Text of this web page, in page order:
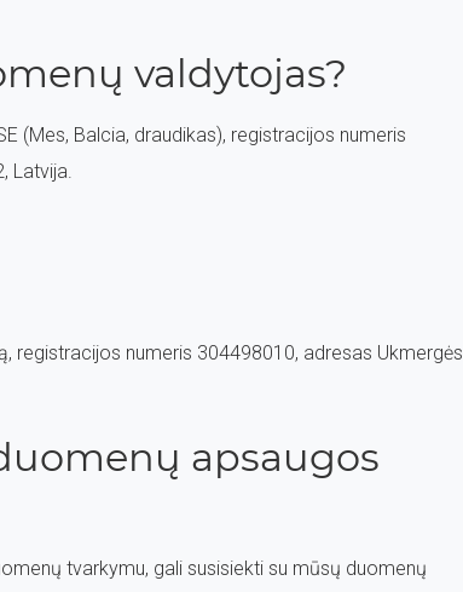
valdytojas?
(Mes, Balcia, draudikas), registracijos numeris
Latvija.
registracijos numeris 304498010, adresas Ukmergės
apsaugos
tvarkymu, gali susisiekti su mūsų duomenų